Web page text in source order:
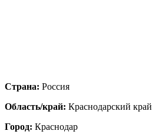
Страна: Россия
Область/край: Краснодарский край
Город: Краснодар